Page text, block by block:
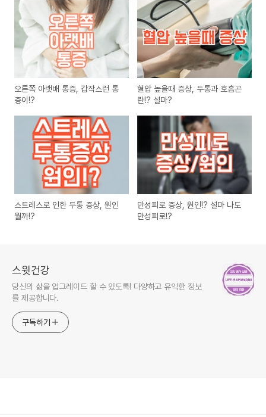
오른쪽 아랫배 통증, 갑작스런 통
증이!?
혈압 높을때 증상, 두통과 호흡곤
란!? 설마?
스트레스로 인한 두통 증상, 원인
뭘까!?
만성피로 증상, 원인!? 설마 나도
만성피로!?
스윗건강
당신의 삶을 업그레이드 할 수 있도록! 다양하고 유익한 정보
를 제공합니다.
구독하기